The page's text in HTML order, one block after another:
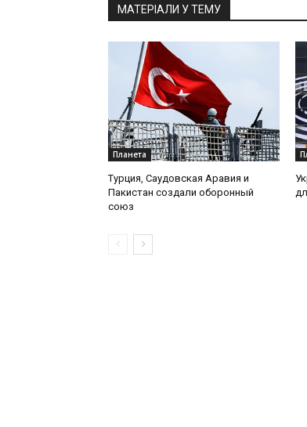
МАТЕРІАЛИ У ТЕМУ
Планета
Турция, Саудовская Аравия и
Пакистан создали оборонный
союз